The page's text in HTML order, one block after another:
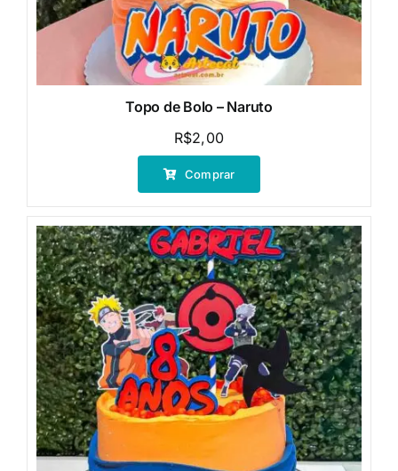
Topo de Bolo – Naruto
R$2,00
Comprar